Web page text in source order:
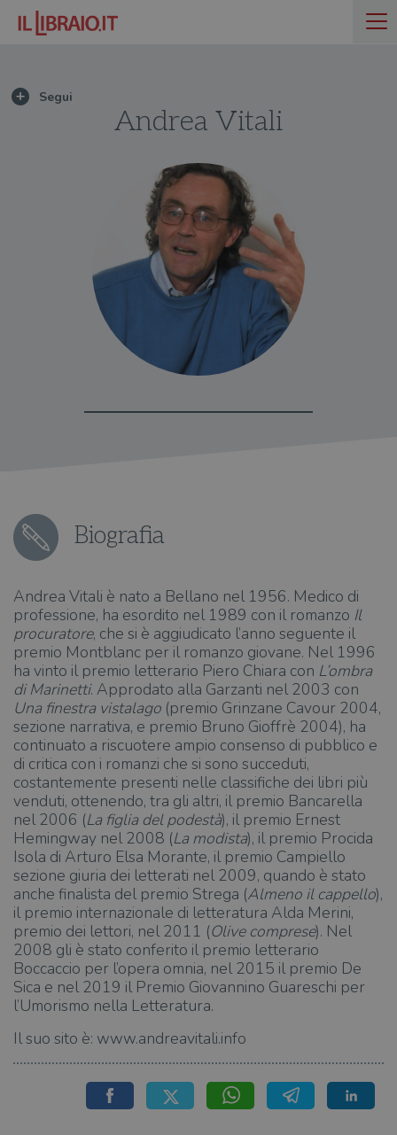
Andrea Vitali
Biografia
Andrea Vitali è nato a Bellano nel 1956. Medico di
professione, ha esordito nel 1989 con il romanzo Il
procuratore, che si è aggiudicato l’anno seguente il
premio Montblanc per il romanzo giovane. Nel 1996
ha vinto il premio letterario Piero Chiara con L’ombra
di Marinetti. Approdato alla Garzanti nel 2003 con
Una finestra vistalago (premio Grinzane Cavour 2004,
sezione narrativa, e premio Bruno Gioffrè 2004), ha
continuato a riscuotere ampio consenso di pubblico e
di critica con i romanzi che si sono succeduti,
costantemente presenti nelle classifiche dei libri più
venduti, ottenendo, tra gli altri, il premio Bancarella
nel 2006 (La figlia del podestà), il premio Ernest
Hemingway nel 2008 (La modista), il premio Procida
Isola di Arturo Elsa Morante, il premio Campiello
sezione giuria dei letterati nel 2009, quando è stato
anche finalista del premio Strega (Almeno il cappello),
il premio internazionale di letteratura Alda Merini,
premio dei lettori, nel 2011 (Olive comprese). Nel
2008 gli è stato conferito il premio letterario
Boccaccio per l’opera omnia, nel 2015 il premio De
Sica e nel 2019 il Premio Giovannino Guareschi per
l’Umorismo nella Letteratura.
Il suo sito è: www.andreavitali.info